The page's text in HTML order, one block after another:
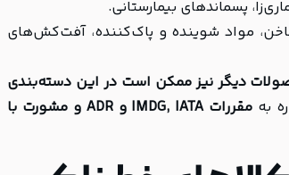
پسماندهای بیمارستانی.
مواد شوینده و پاک‌کننده، آفت‌کش‌های
دیگر نیز ممکن است در این دسته‌بندی
به
مقررات IMDG, IATA و ADR و مشورت با